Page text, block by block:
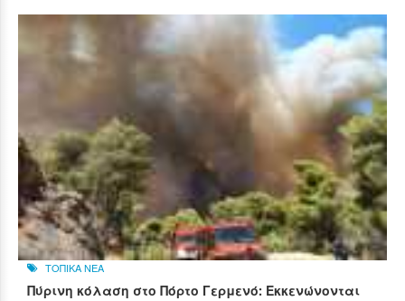
ΤΟΠΙΚΑ ΝΕΑ
Πύρινη κόλαση στο Πόρτο Γερμενό: Εκκενώνονται